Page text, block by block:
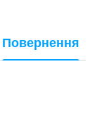
Повернення